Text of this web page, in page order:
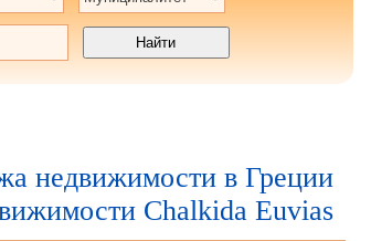
недвижимости в Греции
Chalkida Euvias